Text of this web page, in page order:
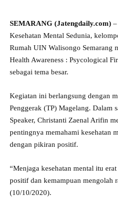
SEMARANG (Jatengdaily.com)
Kesehatan Mental Sedunia,
Rumah UIN Walisongo Semarang
Health Awareness : Psycological
sebagai tema besar.
Kegiatan ini berlangsung dengan
Penggerak (TP) Magelang. Dalam
Speaker, Christanti Zaenal Arifin
pentingnya memahami kesehatan
dengan pikiran positif.
“Menjaga kesehatan mental itu
positif dan kemampuan mengolah
(10/10/2020).